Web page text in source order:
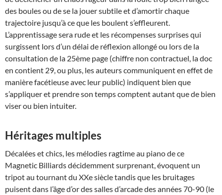
des boules ou de se la jouer subtile et d’amortir chaque
trajectoire jusqu’à ce que les boulent s’effleurent.
L’apprentissage sera rude et les récompenses surprises qui
surgissent lors d’un délai de réflexion allongé ou lors de la
consultation de la 25ème page (chiffre non contractuel, la doc
en contient 29, ou plus, les auteurs communiquent en effet de
manière facétieuse avec leur public) indiquent bien que
s’appliquer et prendre son temps comptent autant que de bien
viser ou bien intuiter.
Héritages multiples
Décalées et chics, les mélodies ragtime au piano de ce
Magnetic Billiards décidemment surprenant, évoquent un
tripot au tournant du XXe siècle tandis que les bruitages
puisent dans l’âge d’or des salles d’arcade des années 70-90 (le